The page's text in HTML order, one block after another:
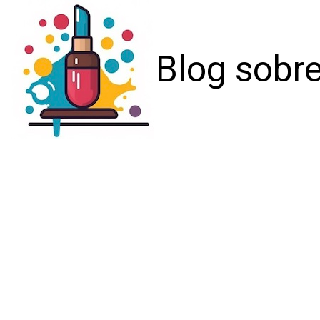
Blog